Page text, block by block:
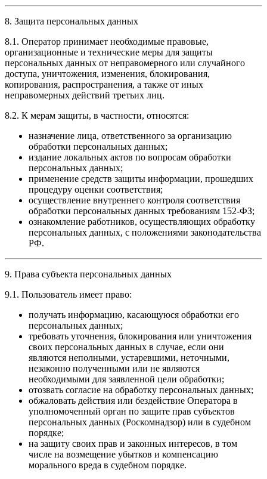
8. Защита персональных данных
8.1. Оператор принимает необходимые правовые,
организационные и технические меры для защиты
персональных данных от неправомерного или случайного
доступа, уничтожения, изменения, блокирования,
копирования, распространения, а также от иных
неправомерных действий третьих лиц.
8.2. К мерам защиты, в частности, относятся:
назначение лица, ответственного за организацию
обработки персональных данных;
издание локальных актов по вопросам обработки
персональных данных;
применение средств защиты информации, прошедших
процедуру оценки соответствия;
осуществление внутреннего контроля соответствия
обработки персональных данных требованиям 152-ФЗ;
ознакомление работников, осуществляющих обработку
персональных данных, с положениями законодательства
РФ.
9. Права субъекта персональных данных
9.1. Пользователь имеет право:
получать информацию, касающуюся обработки его
персональных данных;
требовать уточнения, блокирования или уничтожения
своих персональных данных в случае, если они
являются неполными, устаревшими, неточными,
незаконно полученными или не являются
необходимыми для заявленной цели обработки;
отозвать согласие на обработку персональных данных;
обжаловать действия или бездействие Оператора в
уполномоченный орган по защите прав субъектов
персональных данных (Роскомнадзор) или в судебном
порядке;
на защиту своих прав и законных интересов, в том
числе на возмещение убытков и компенсацию
морального вреда в судебном порядке.